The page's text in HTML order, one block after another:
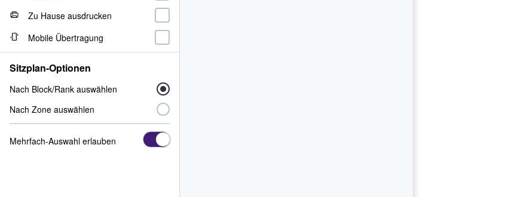
Zu Hause ausdrucken
Mobile Übertragung
Sitzplan-Optionen
Nach Block/Rank auswählen
Nach Zone auswählen
Mehrfach-Auswahl erlauben